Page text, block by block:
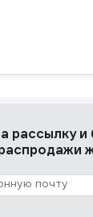
рассылкуи